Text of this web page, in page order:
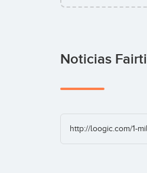
Noticias
http://loogic.com/1-